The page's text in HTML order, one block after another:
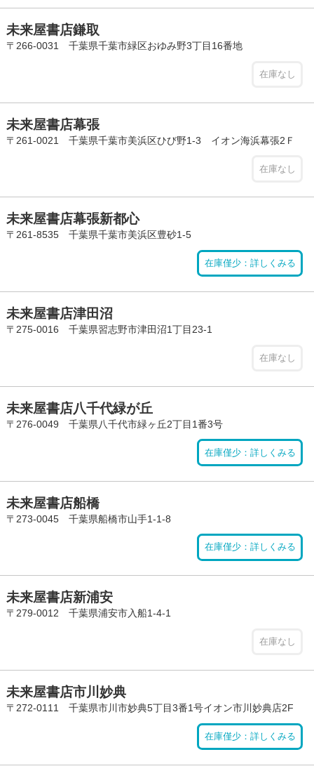
未来屋書店鎌取
〒266-0031 千葉県千葉市緑区おゆみ野3丁目16番地
在庫なし
未来屋書店幕張
〒261-0021 千葉県千葉市美浜区ひび野1-3 イオン海浜幕張2Ｆ
在庫なし
未来屋書店幕張新都心
〒261-8535 千葉県千葉市美浜区豊砂1-5
在庫僅少：詳しくみる
未来屋書店津田沼
〒275-0016 千葉県習志野市津田沼1丁目23-1
在庫なし
未来屋書店八千代緑が丘
〒276-0049 千葉県八千代市緑ヶ丘2丁目1番3号
在庫僅少：詳しくみる
未来屋書店船橋
〒273-0045 千葉県船橋市山手1-1-8
在庫僅少：詳しくみる
未来屋書店新浦安
〒279-0012 千葉県浦安市入船1-4-1
在庫なし
未来屋書店市川妙典
〒272-0111 千葉県市川市妙典5丁目3番1号イオン市川妙典店2F
在庫僅少：詳しくみる